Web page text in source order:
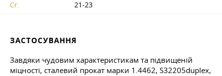
Cr:
21-23
ЗАСТОСУВАННЯ
Завдяки чудовим характеристикам та підвищеній
міцності, сталевий прокат марки 1.4462, S32205duplex,